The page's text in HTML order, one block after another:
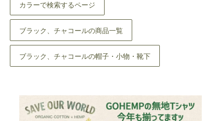
カラーで検索するページ
ブラック、チャコールの商品一覧
ブラック、チャコールの帽子・小物・靴下